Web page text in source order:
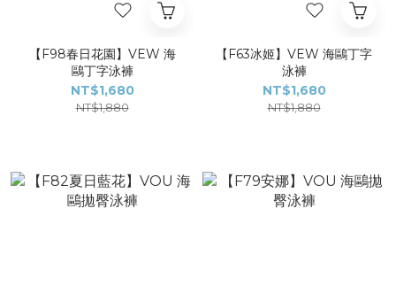
【F98春日花園】VEW 海
鷗丁字泳褲
NT$1,680
NT$1,880
【F63冰姬】VEW 海鷗丁字
泳褲
NT$1,680
NT$1,880